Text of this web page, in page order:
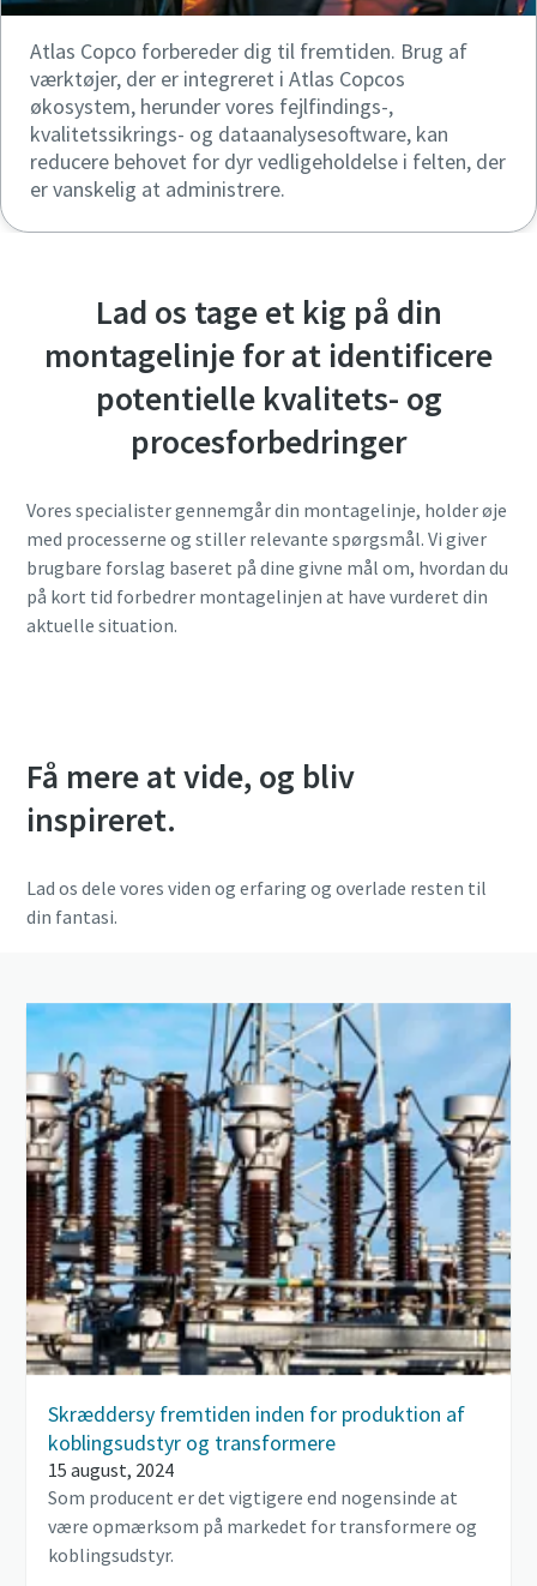
Atlas Copco forbereder dig til fremtiden. Brug af
værktøjer, der er integreret i Atlas Copcos
økosystem, herunder vores fejlfindings-,
kvalitetssikrings- og dataanalysesoftware, kan
reducere behovet for dyr vedligeholdelse i felten, der
er vanskelig at administrere.
Lad os tage et kig på din
montagelinje for at identificere
potentielle kvalitets- og
procesforbedringer
Vores specialister gennemgår din montagelinje, holder øje
med processerne og stiller relevante spørgsmål. Vi giver
brugbare forslag baseret på dine givne mål om, hvordan du
på kort tid forbedrer montagelinjen at have vurderet din
aktuelle situation.
Få mere at vide, og bliv
inspireret.
Lad os dele vores viden og erfaring og overlade resten til
din fantasi.
Skræddersy fremtiden inden for produktion af
koblingsudstyr og transformere
15 august, 2024
Som producent er det vigtigere end nogensinde at
være opmærksom på markedet for transformere og
koblingsudstyr.